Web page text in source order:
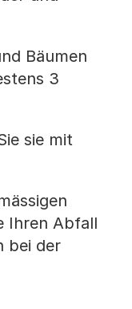
Bäumen
3
sie mit
Ihren Abfall
bei der